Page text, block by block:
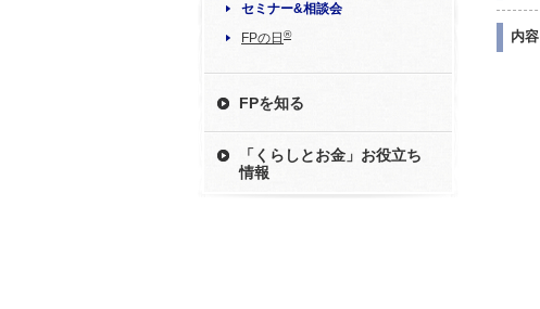
セミナー&相談会
FPの日 ®
FPを知る
「くらしとお金」お役立ち
情報
内容